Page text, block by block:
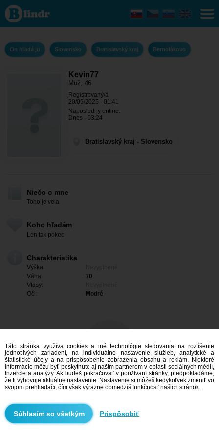
Kevin77 -
On hľadá ju
Bratislavský
kraj -
On hľadá ju Slovensko Bratislavský kraj Bernolákovo
Kevin77
Muž, 46
Registrovaný/á:
20/05/2025 - 01:41
Naposledny online:
Dnes - 03:24
Bratislavský kraj - Slovensko
Niečo o mne
Toho je vela
Koho hľadám
Len tak pokec
Charakteristika
Výška:
Váha:
70
Vlasy:
Oči:
Modré
Mám záujem
Vyhľadávanie
Táto stránka využíva cookies a iné technológie sledovania na rozlíšenie
jednotlivých zariadení, na individuálne nastavenie služieb, analytické a
štatistické účely a na prispôsobenie zobrazenia obsahu a reklám. Niektoré
informácie môžu byť poskytnuté aj našim partnerom v oblasti sociálnych médií,
inzercie a analýzy. Ak budeš pokračovať v používaní stránky, predpokladáme,
že ti vyhovuje aktuálne nastavenie. Nastavenie si môžeš kedykoľvek zmeniť vo
svojom prehliadači, čím však výrazne obmedzíš funkčnosť našich stránok.
Prispôsobiť